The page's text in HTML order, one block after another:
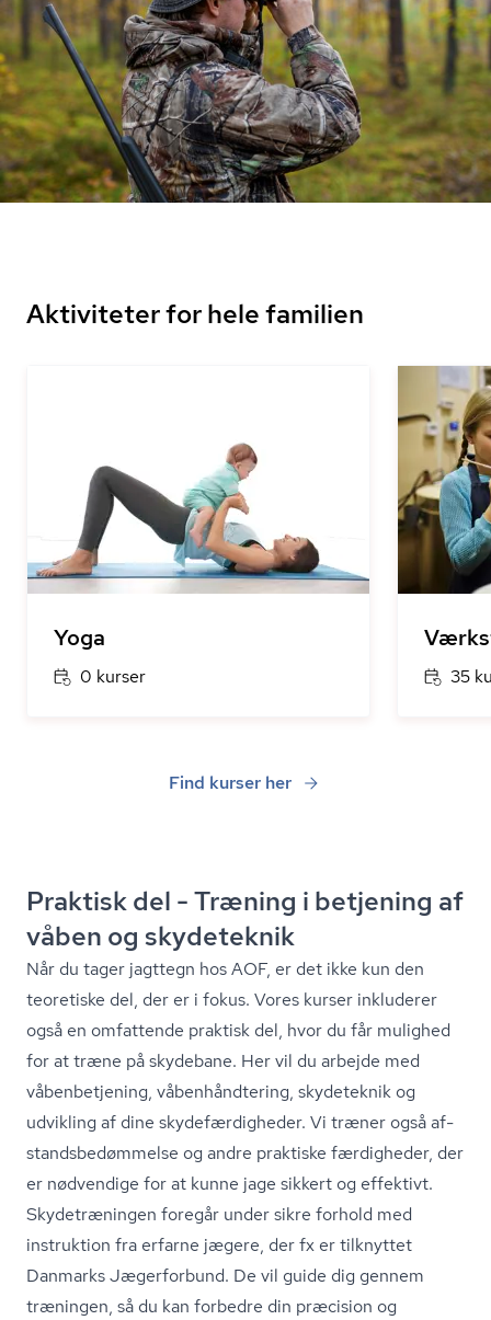
Aktiviteter for hele familien
Yoga
0 kurser 35
Find kurser her
Praktisk del - Træning i betjening af
våben og skydeteknik
Når du tager jagttegn hos AOF, er det ikke kun den
teoretiske del, der er i fokus. Vores kurser inkluderer
også en omfattende praktisk del, hvor du får mulighed
for at træne på skydebane. Her vil du arbejde med
våbenbetjening, vå­ben­hånd­te­ring, skydeteknik og
udvikling af dine sky­de­fær­dig­he­der. Vi træner også af­
stands­be­døm­mel­se og andre praktiske færdigheder, der
er nødvendige for at kunne jage sikkert og effektivt.
Skydetræningen foregår under sikre forhold med
instruktion fra erfarne jægere, der fx er tilknyttet
Danmarks Jægerforbund. De vil guide dig gennem
træningen, så du kan forbedre din præcision og